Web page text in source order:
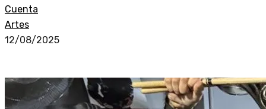
Cuenta
Artes
12/08/2025